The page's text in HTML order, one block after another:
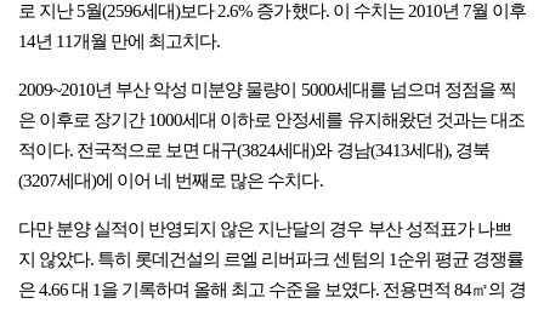
로 지난 5월(2596세대)보다 2.6% 증가했다. 이 수치는 2010년 7월 이후
14년 11개월 만에 최고치다.
2009~2010년 부산 악성 미분양 물량이 5000세대를 넘으며 정점을 찍
은 이후로 장기간 1000세대 이하로 안정세를 유지해왔던 것과는 대조
적이다. 전국적으로 보면 대구(3824세대)와 경남(3413세대), 경북
(3207세대)에 이어 네 번째로 많은 수치다.
다만 분양 실적이 반영되지 않은 지난달의 경우 부산 성적표가 나쁘
지 않았다. 특히 롯데건설의 르엘 리버파크 센텀의 1순위 평균 경쟁률
은 4.66 대 1을 기록하며 올해 최고 수준을 보였다. 전용면적 84㎡의 경